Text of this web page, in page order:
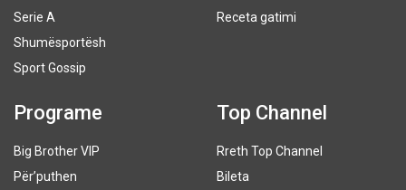
Serie A
Shumësportësh
Sport Gossip
Receta gatimi
Programe
Big Brother VIP
Për’puthen
Top Channel
Rreth Top Channel
Bileta